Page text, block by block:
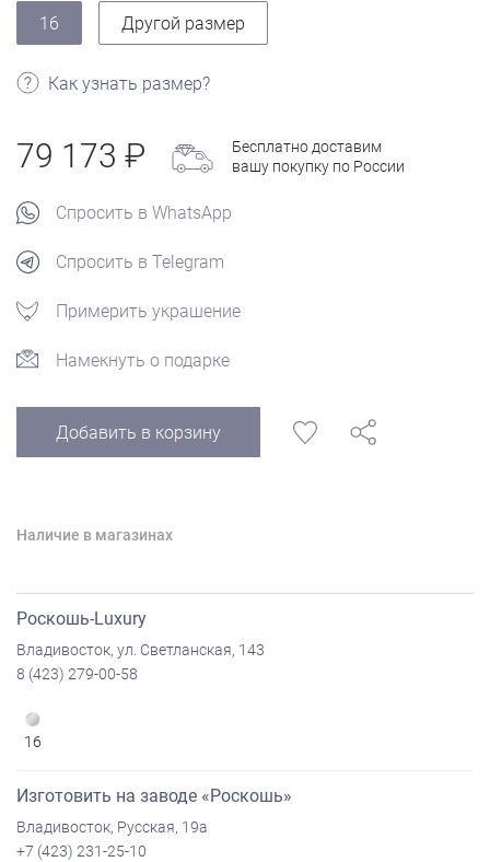
16 Другой размер
Как узнать размер?
79 173
Бесплатно доставим
вашу покупку по России
Спросить в WhatsApp
Спросить в Telegram
Примерить украшение
Намекнуть о подарке
Добавить в корзину
Наличие в магазинах
Роскошь-Luxury
Владивосток, ул. Светланская, 143
8 (423) 279-00-58
16
Изготовить на заводе «Роскошь»
Владивосток, Русская, 19а
+7 (423) 231-25-10